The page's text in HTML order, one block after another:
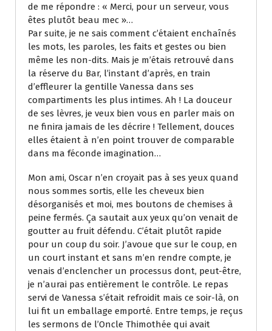
de me répondre : « Merci, pour un serveur, vous
êtes plutôt beau mec »…
Par suite, je ne sais comment c’étaient enchaînés
les mots, les paroles, les faits et gestes ou bien
même les non-dits. Mais je m’étais retrouvé dans
la réserve du Bar, l’instant d’après, en train
d’effleurer la gentille Vanessa dans ses
compartiments les plus intimes. Ah ! La douceur
de ses lèvres, je veux bien vous en parler mais on
ne finira jamais de les décrire ! Tellement, douces
elles étaient à n’en point trouver de comparable
dans ma féconde imagination…
Mon ami, Oscar n’en croyait pas à ses yeux quand
nous sommes sortis, elle les cheveux bien
désorganisés et moi, mes boutons de chemises à
peine fermés. Ça sautait aux yeux qu’on venait de
goutter au fruit défendu. C’était plutôt rapide
pour un coup du soir. J’avoue que sur le coup, en
un court instant et sans m’en rendre compte, je
venais d’enclencher un processus dont, peut-être,
je n’aurai pas entièrement le contrôle. Le repas
servi de Vanessa s’était refroidit mais ce soir-là, on
lui fit un emballage emporté. Entre temps, je reçus
les sermons de l’Oncle Thimothée qui avait